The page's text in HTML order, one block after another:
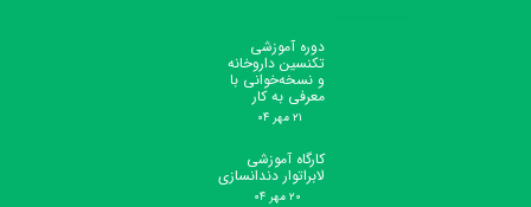
دوره آموزشی
تکنسین داروخانه
و نسخه‌خوانی با
معرفی به کار
۲۱ مهر ۰۴
کارگاه آموزشی
لابراتوار دندانسازی
۲۰ مهر ۰۴